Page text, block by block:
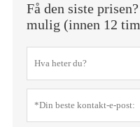
Få den siste
mulig (innen 12